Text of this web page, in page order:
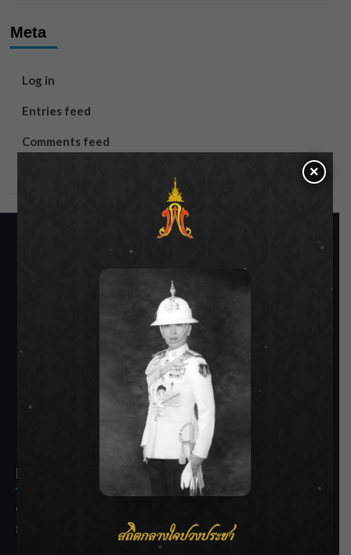
Meta
Log in
Entries feed
Comments feed
SIAMRATH VARIETY
THE BEST ENTERTAINMENT
Recent Posts
ชลประทานเชียงใหม่เร่งพร่องน้ำแม่น้ำปิง รับมวลน้ำเหนือ ย้ำ
ยังไม่ล้นตลิ่ง
×